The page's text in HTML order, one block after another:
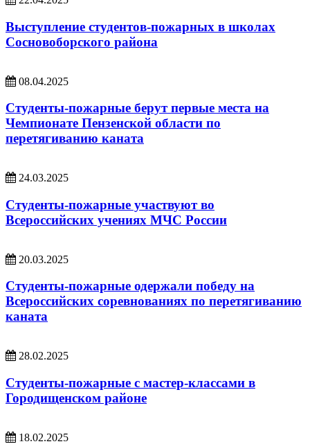
Выступление студентов-пожарных в школах
Сосновоборского района
08.04.2025
Студенты-пожарные берут первые места на
Чемпионате Пензенской области по
перетягиванию каната
24.03.2025
Студенты-пожарные участвуют во
Всероссийских учениях МЧС России
20.03.2025
Студенты-пожарные одержали победу на
Всероссийских соревнованиях по перетягиванию
каната
28.02.2025
Студенты-пожарные с мастер-классами в
Городищенском районе
18.02.2025